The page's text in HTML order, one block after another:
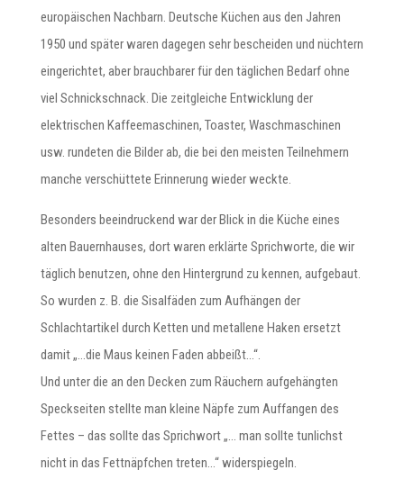
europäischen Nachbarn. Deutsche Küchen aus den Jahren
1950 und später waren dagegen sehr bescheiden und nüchtern
eingerichtet, aber brauchbarer für den täglichen Bedarf ohne
viel Schnickschnack. Die zeitgleiche Entwicklung der
elektrischen Kaffeemaschinen, Toaster, Waschmaschinen
usw. rundeten die Bilder ab, die bei den meisten Teilnehmern
manche verschüttete Erinnerung wieder weckte.
Besonders beeindruckend war der Blick in die Küche eines
alten Bauernhauses, dort waren erklärte Sprichworte, die wir
täglich benutzen, ohne den Hintergrund zu kennen, aufgebaut.
So wurden z. B. die Sisalfäden zum Aufhängen der
Schlachtartikel durch Ketten und metallene Haken ersetzt
damit „…die Maus keinen Faden abbeißt…“.
Und unter die an den Decken zum Räuchern aufgehängten
Speckseiten stellte man kleine Näpfe zum Auffangen des
Fettes – das sollte das Sprichwort „… man sollte tunlichst
nicht in das Fettnäpfchen treten…“ widerspiegeln.